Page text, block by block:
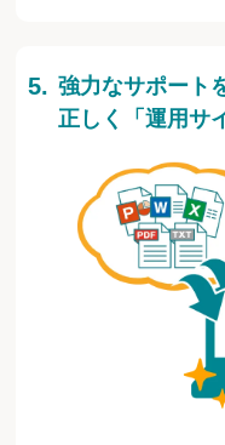
強力なサポート
正しく「運用サ